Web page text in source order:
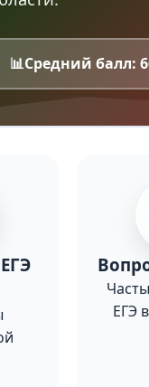
📊Средний балл:
ЕГЭ